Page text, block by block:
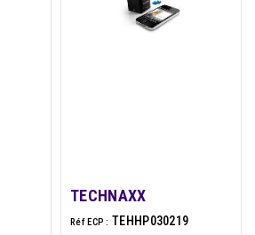
TECHNAXX
Réf ECP : TEHHP030219